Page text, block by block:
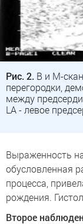
Рис. 2. В и М-
перегородки,
между
LA - левое
Выраженность
обусловленная
процесса,
рождения.
Второе